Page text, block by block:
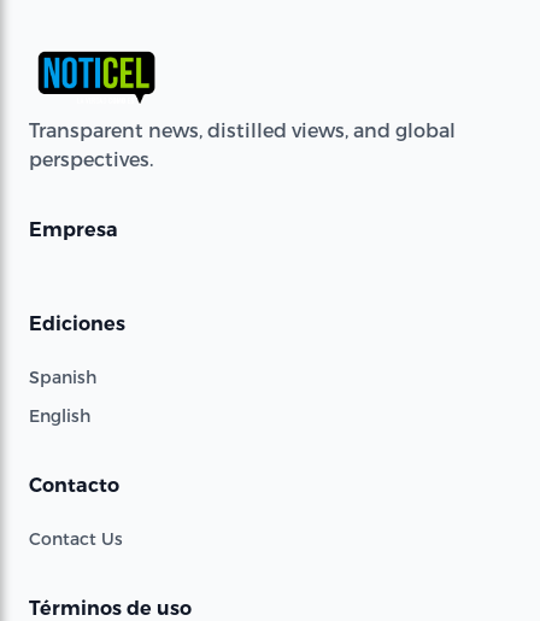
Transparent news, distilled views, and global
perspectives.
Empresa
Ediciones
Spanish
English
Contacto
Contact Us
Términos de uso